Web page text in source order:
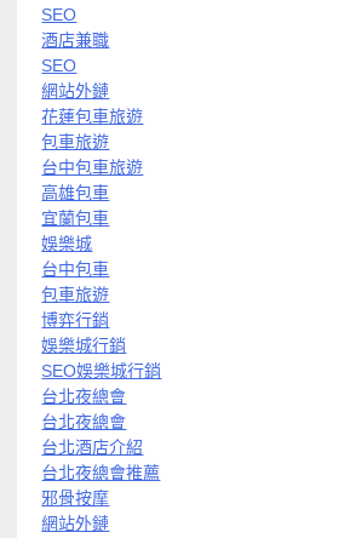
SEO
酒店兼職
SEO
網站外鏈
花蓮包車旅遊
包車旅遊
台中包車旅遊
高雄包車
宜蘭包車
娛樂城
台中包車
包車旅遊
博弈行銷
娛樂城行銷
SEO娛樂城行銷
台北夜總會
台北夜總會
台北酒店介紹
台北夜總會推薦
邪骨按摩
網站外鏈